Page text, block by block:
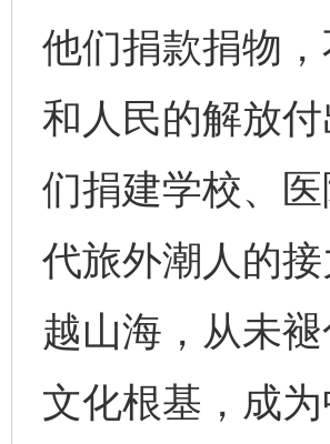
他们捐款捐物
和人民的解放
们捐建学校、
代旅外潮人的
越山海，从未
文化根基，成